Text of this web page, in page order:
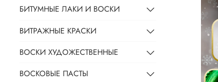
БИТУМНЫЕ ЛАКИ И ВОСКИ
ВИТРАЖНЫЕ КРАСКИ
ВОСКИ ХУДОЖЕСТВЕННЫЕ
ВОСКОВЫЕ ПАСТЫ